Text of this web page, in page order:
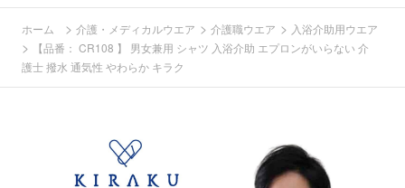
ホーム > 介護・メディカルウエア > 介護職ウエア > 入浴介助用ウエア
>
【品番： CR108 】 男女兼用 シャツ 入浴介助 エプロンがいらない 介
護士 撥水 通気性 やわらか キラク